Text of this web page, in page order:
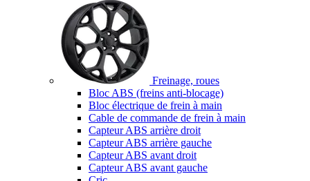
Freinage, roues
Bloc ABS (freins anti-blocage)
Bloc électrique de frein à main
Cable de commande de frein à main
Capteur ABS arrière droit
Capteur ABS arrière gauche
Capteur ABS avant droit
Capteur ABS avant gauche